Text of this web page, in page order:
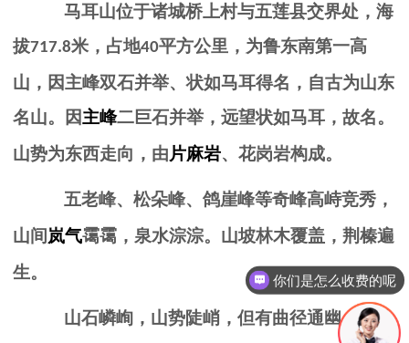
马耳山位于诸城桥上村与五莲县交界处，海
拔717.8米，占地40平方公里，为鲁东南第一高
山，因主峰双石并举、状如马耳得名，自古为山东
名山。
因主峰二巨石并举，远望状如马耳，故名。
山势为东西走向，由片麻岩、花岗岩构成。
五老峰、松朵峰、鸽崖峰等奇峰高峙竞秀，
山间 岚气霭霭，泉水淙淙。山坡林木覆盖，荆榛遍
生。
山石嶙峋，山势陡峭，但有曲径通幽。这儿
你们是怎么收费的呢